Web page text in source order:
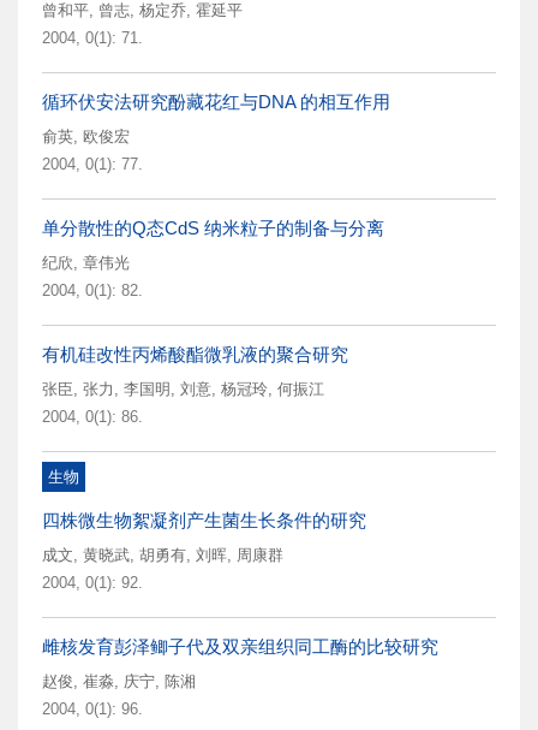
曾和平, 曾志, 杨定乔, 霍延平
2004, 0(1): 71.
循环伏安法研究酚藏花红与DNA 的相互作用
俞英, 欧俊宏
2004, 0(1): 77.
单分散性的Q态CdS 纳米粒子的制备与分离
纪欣, 章伟光
2004, 0(1): 82.
有机硅改性丙烯酸酯微乳液的聚合研究
张臣, 张力 , 李国明 , 刘意, 杨冠玲, 何振江
2004, 0(1): 86.
生物
四株微生物絮凝剂产生菌生长条件的研究
成文, 黄晓武, 胡勇有, 刘晖, 周康群
2004, 0(1): 92.
雌核发育彭泽鲫子代及双亲组织同工酶的比较研究
赵俊, 崔淼, 庆宁, 陈湘
2004, 0(1): 96.